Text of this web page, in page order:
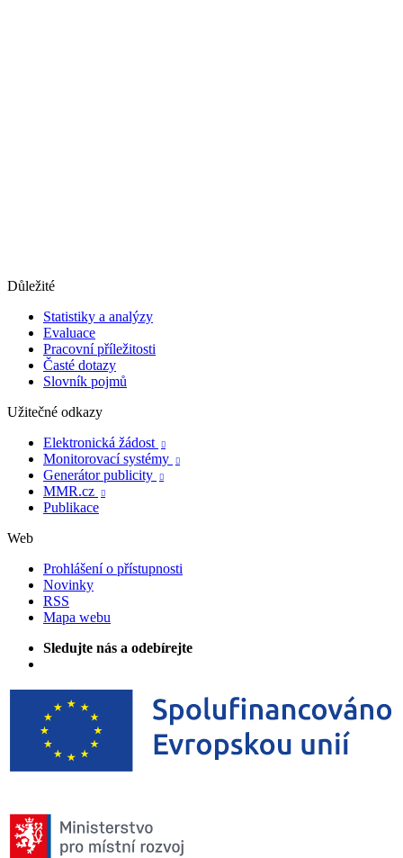
Důležité
Statistiky a analýzy
Evaluace
Pracovní příležitosti
Časté dotazy
Slovník pojmů
Užitečné odkazy
Elektronická žádost

Monitorovací systémy 
Generátor publicity 
MMR.cz 
Publikace
Web
Prohlášení o přístupnosti
Novinky
RSS
Mapa webu
Sledujte nás a odebírejte